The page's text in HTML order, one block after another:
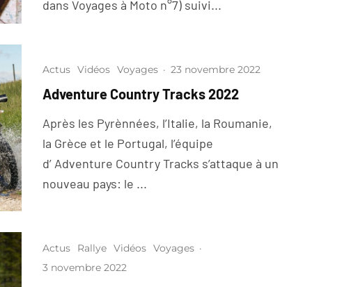
dans Voyages à Moto n°7) suivi...
Actus Vidéos Voyages · 23 novembre 2022
Adventure Country Tracks 2022
Après les Pyrènnées, l’Italie, la Roumanie,
la Grèce et le Portugal, l’équipe
d’ Adventure Country Tracks s’attaque à un
nouveau pays: le ...
Actus Rallye Vidéos Voyages ·
3 novembre 2022